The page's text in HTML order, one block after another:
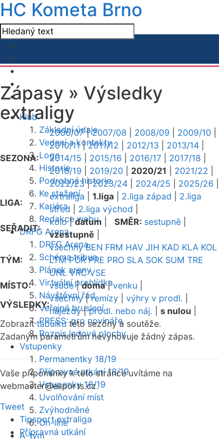
HC Kometa Brno
Klub
Základní údaje
Vedení a kontakty
Logo
Historie
Podrobná historie
Ke stažení
Kariéra
Redakce webu
DRFG Arena
DRFG Arena
Schéma tribun
Plánek areny
Virtuální prohlídka
Návštěvní řád
Veřejné bruslení
PRESS: pro novináře
Rozpis ledové plochy
Vstupenky
Permanentky 18/19
Přípravná utkání 18/19
Vstupenky 18/19
Uvolňování míst
Zvýhodněné
On-line
A-tým
Zápasy » Výsledky
extraligy
SEZONA:
2006/07|2007/08 2008/09 2009/10
2010/11|2011/12 2012/13 2013/14
2014/15
2015/16 2016/17 2017/18
2018/19
2019/20 2020/21 2021/22
2022/23|2023/24 2024/25 2025/26
LIGA:
extraliga 1.liga 2.liga západ
2.liga
střed
2.liga východ
SEŘADIT:
kolo|datum SMĚR: sestupně
vzestupně
TÝM:
všechny BEN FRM HAV JIH KAD KLA KOL
LTM POR PRE PRO SLA SOK SUM TRE
UNL VRC VSE
MÍSTO:
všude|doma|venku
VÝSLEDKY:
všechny|remízy výhry v prodl.
nájezdy|prodl. nebo náj. s nulou
Zobrazittabulkutéto sezóny a soutěže.
Zadaným parametrům nevyhovuje žádný zápas.
Vaše připomínky k této stránce uvítáme na
webmaster@esports.cz.
Tweet
Tipsport extraliga
Přípravná utkání